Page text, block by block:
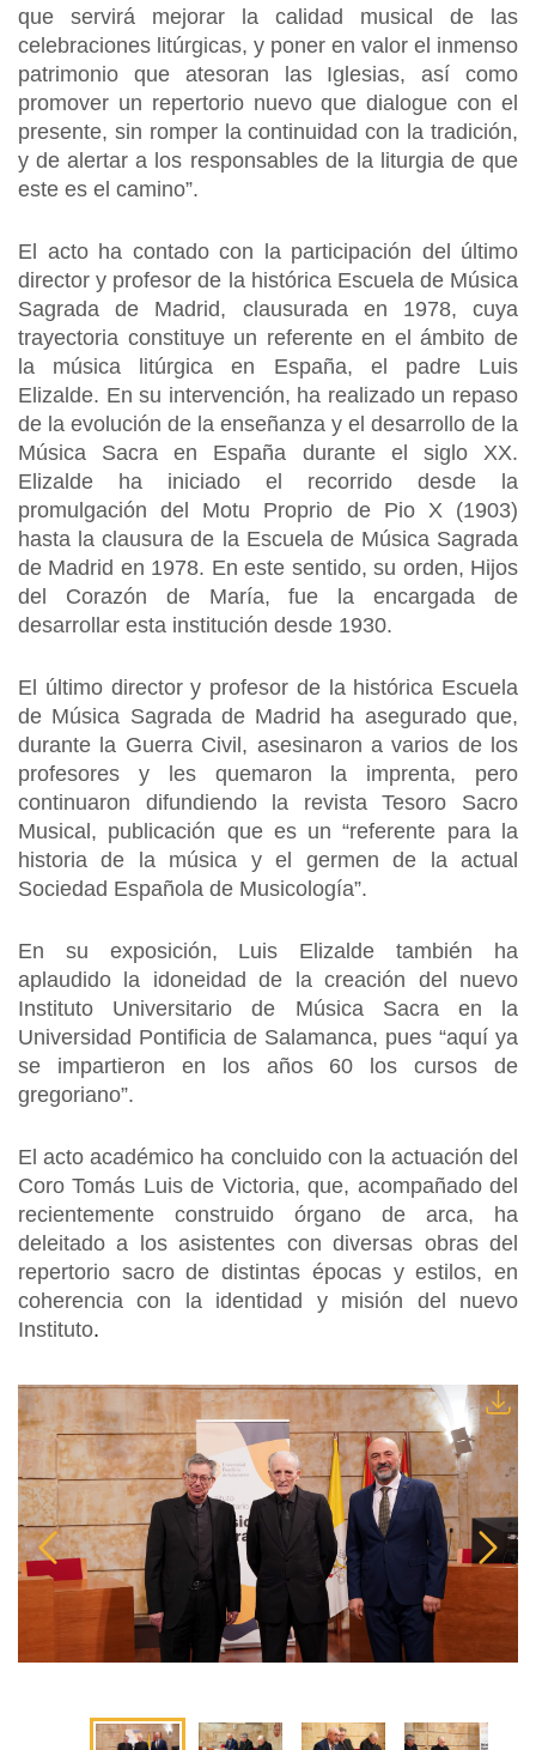
que servirá mejorar la calidad musical de las
celebraciones litúrgicas, y poner en valor el inmenso
patrimonio que atesoran las Iglesias, así como
promover un repertorio nuevo que dialogue con el
presente, sin romper la continuidad con la tradición,
y de alertar a los responsables de la liturgia de que
este es el camino”.
El acto ha contado con la participación del último
director y profesor de la histórica Escuela de Música
Sagrada de Madrid, clausurada en 1978, cuya
trayectoria constituye un referente en el ámbito de
la música litúrgica en España, el padre Luis
Elizalde. En su intervención, ha realizado un repaso
de la evolución de la enseñanza y el desarrollo de la
Música Sacra en España durante el siglo XX.
Elizalde ha iniciado el recorrido desde la
promulgación del Motu Proprio de Pio X (1903)
hasta la clausura de la Escuela de Música Sagrada
de Madrid en 1978. En este sentido, su orden, Hijos
del Corazón de María, fue la encargada de
desarrollar esta institución desde 1930.
El último director y profesor de la histórica Escuela
de Música Sagrada de Madrid ha asegurado que,
durante la Guerra Civil, asesinaron a varios de los
profesores y les quemaron la imprenta, pero
continuaron difundiendo la revista Tesoro Sacro
Musical, publicación que es un “referente para la
historia de la música y el germen de la actual
Sociedad Española de Musicología”.
En su exposición, Luis Elizalde también ha
aplaudido la idoneidad de la creación del nuevo
Instituto Universitario de Música Sacra en la
Universidad Pontificia de Salamanca, pues “aquí ya
se impartieron en los años 60 los cursos de
gregoriano”.
El acto académico ha concluido con la actuación del
Coro Tomás Luis de Victoria, que, acompañado del
recientemente construido órgano de arca, ha
deleitado a los asistentes con diversas obras del
repertorio sacro de distintas épocas y estilos, en
coherencia con la identidad y misión del nuevo
Instituto.